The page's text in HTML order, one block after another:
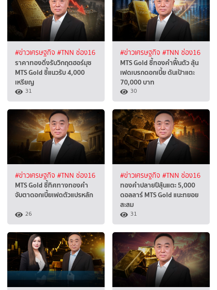
#ข่าวเศรษฐกิจ #TNN ช่อง16
ราคาทองดิ่งรับวิกฤตฮอร์มุซ
MTS Gold ชี้แนวรับ 4,000
เหรียญ
31
#ข่าวเศรษฐกิจ #TNN ช่อง16
MTS Gold ชี้ทองคำฟื้นตัว ลุ้น
เฟดเบรกดอกเบี้ย ดันเป้าแตะ
70,000 บาท
30
#ข่าวเศรษฐกิจ #TNN ช่อง16
MTS Gold ชี้ทิศทางทองคำ
จับตาดอกเบี้ยเฟดตัวแปรหลัก
26
#ข่าวเศรษฐกิจ #TNN ช่อง16
ทองคำปลายปีลุ้นแตะ 5,000
ดอลลาร์ MTS Gold แนะทยอย
สะสม
31